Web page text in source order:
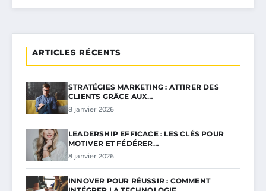
ARTICLES RÉCENTS
STRATÉGIES MARKETING : ATTIRER DES
CLIENTS GRÂCE AUX…
8 janvier 2026
LEADERSHIP EFFICACE : LES CLÉS POUR
MOTIVER ET FÉDÉRER…
8 janvier 2026
INNOVER POUR RÉUSSIR : COMMENT